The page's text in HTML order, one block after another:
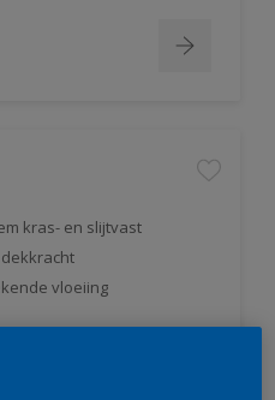
kras- en slijtvast
vloeiing